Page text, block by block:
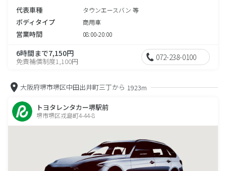
代表車種 タウンエースバン 等
ボディタイプ 商用車
営業時間 08:00-20:00
6時間まで7,150円
免責補償制度1,100円 072-238-0100
大阪府堺市堺区中田出井町三丁から 1923m
トヨタレンタカー堺駅前
堺市堺区戎島町4-44-8